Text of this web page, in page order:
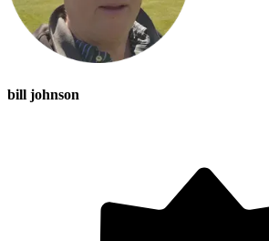
bill johnson